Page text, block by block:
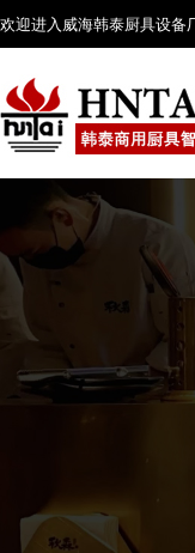
欢迎进入威海韩泰厨具设备